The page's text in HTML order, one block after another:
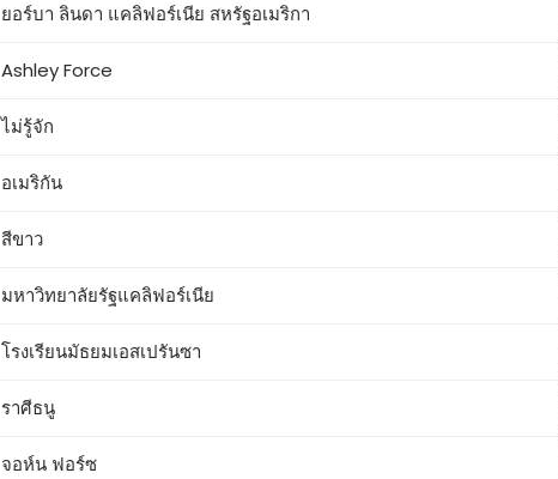
ยอร์บา ลินดา แคลิฟอร์เนีย สหรัฐอเมริกา
Ashley Force
ไม่รู้จัก
อเมริกัน
สีขาว
มหาวิทยาลัยรัฐแคลิฟอร์เนีย
โรงเรียนมัธยมเอสเปรันซา
ราศีธนู
จอห์น ฟอร์ซ